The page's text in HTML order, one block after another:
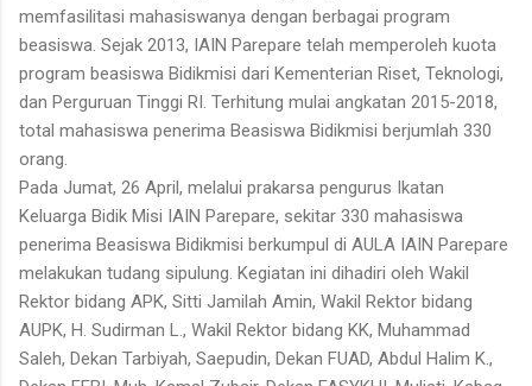
memfasilitasi mahasiswanya dengan berbagai program
beasiswa. Sejak 2013, IAIN Parepare telah memperoleh kuota
program beasiswa Bidikmisi dari Kementerian Riset, Teknologi,
dan Perguruan Tinggi RI. Terhitung mulai angkatan 2015-2018,
total mahasiswa penerima Beasiswa Bidikmisi berjumlah 330
orang.
Pada Jumat, 26 April, melalui prakarsa pengurus Ikatan
Keluarga Bidik Misi IAIN Parepare, sekitar 330 mahasiswa
penerima Beasiswa Bidikmisi berkumpul di AULA IAIN Parepare
melakukan tudang sipulung. Kegiatan ini dihadiri oleh Wakil
Rektor bidang APK, Sitti Jamilah Amin, Wakil Rektor bidang
AUPK, H. Sudirman L., Wakil Rektor bidang KK, Muhammad
Saleh, Dekan Tarbiyah, Saepudin, Dekan FUAD, Abdul Halim K.,